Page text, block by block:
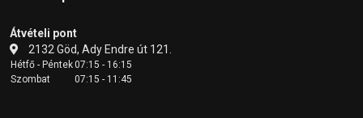
Átvételi pont
2132 Göd, Ady Endre út 121.
Hétfő - Péntek07:15 - 16:15
Szombat
07:15 - 11:45